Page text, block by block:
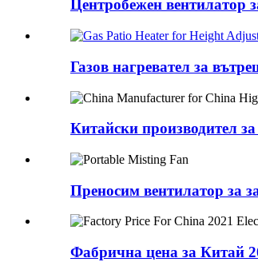
Центробежен вентилатор
Газов нагревател за
Китайски производител
Преносим вентилатор за
Фабрична цена за Китай